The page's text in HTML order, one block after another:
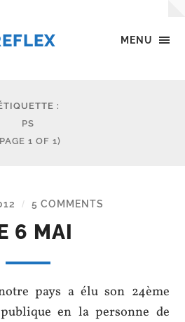
MENU
:
PS
1 OF 1)
/ 5 COMMENTS
6 MAI
pays a élu son 24ème
en la personne de